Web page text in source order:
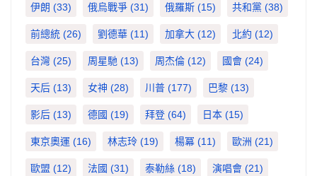
伊朗 (33) 俄烏戰爭 (31) 俄羅斯 (15) 共和黨 (38)
前總統 (26) 劉德華 (11) 加拿大 (12) 北約 (12)
台灣 (25) 周星馳 (13) 周杰倫 (12) 國會 (24)
天后 (13) 女神 (28) 川普 (177) 巴黎 (13)
影后 (13) 德國 (19) 拜登 (64) 日本 (15)
東京奧運 (16) 林志玲 (19) 楊冪 (11) 歐洲 (21)
歐盟 (12) 法國 (31) 泰勒絲 (18) 演唱會 (21)